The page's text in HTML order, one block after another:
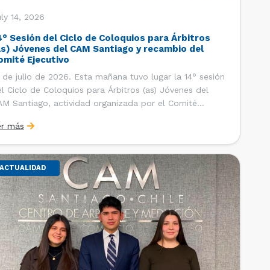
14, 2026
Sesión del Ciclo de Coloquios para Árbitros
Jóvenes del CAM Santiago y recambio del
Ejecutivo
de julio de 2026. Esta mañana tuvo lugar la 14° sesión
Ciclo de Coloquios para Árbitros (as) Jóvenes del
Santiago, actividad organizada por el Comité
y Relaciones Internacionales del Centro, con la
de que los integrantes […]
más
ACTUALIDAD